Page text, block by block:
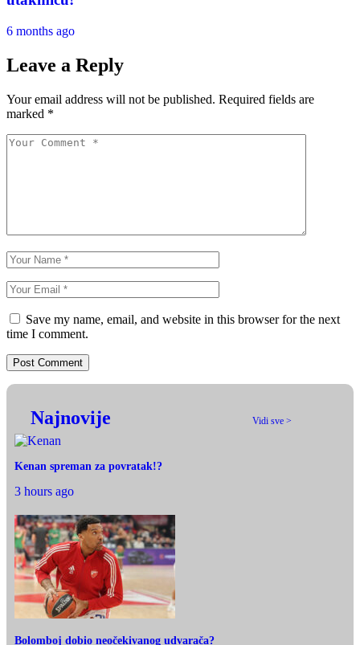
6 months ago
Leave a Reply
Your email address will not be published. Required fields are
marked *
Save my name, email, and website in this browser for the next
time I comment.
Najnovije Vidi sve >
Kenan spreman za povratak!?
3 hours ago
Bolomboj dobio neočekivanog udvarača?